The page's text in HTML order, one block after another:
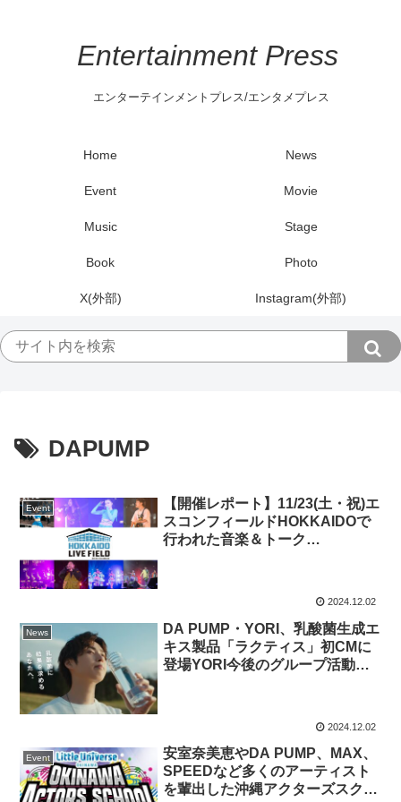
Entertainment Press
エンターテインメントプレス/エンタメプレス
Home News
Event Movie
Music Stage
Book Photo
X(外部) Instagram(外部)
DAPUMP
Event
【開催レポート】11/23(土・祝)エ
スコンフィールドHOKKAIDOで
行われた音楽＆トーク
こっちのけんと、アバンギャルデ
ィ、寺中友将（KEYTALK）ら出
演！
2024.12.02
News
DA PUMP・YORI、乳酸菌生成エ
キス製品「ラクティス」初CMに
登場YORI今後のグループ活動目
2024.12.02
Event
安室奈美恵やDA PUMP、MAX、
SPEEDなど多くのアーティスト
を輩出した沖縄アクターズスクー